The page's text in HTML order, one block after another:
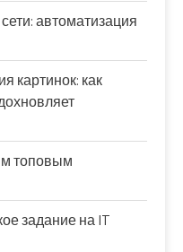
автоматизация
картинок: как
топовым
задание на IT